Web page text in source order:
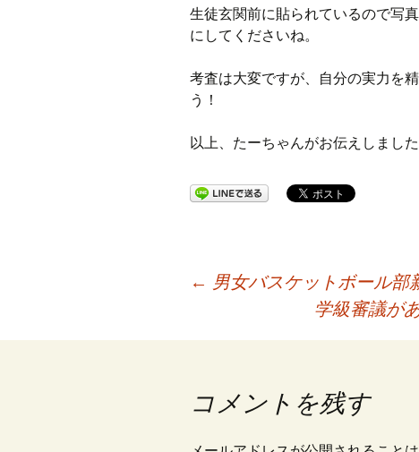
生徒玄関前に貼られているので写
にしてくださいね。
考査は大変ですが、自分の実力を
う！
以上、たーちゃんがお伝えしました
稿
← 男女バスケットボール部
学級審議が
コメントを残す